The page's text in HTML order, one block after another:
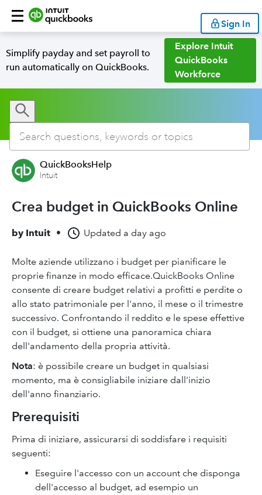
Sign In
Simplify payday and set payroll to
run automatically on QuickBooks.
Explore Intuit
QuickBooks
Workforce
QuickBooksHelp
Intuit
Crea budget in QuickBooks Online
by Intuit • Updated a day ago
Molte aziende utilizzano i budget per pianificare le
proprie finanze in modo efficace.QuickBooks Online
consente di creare budget relativi a profitti e perdite o
allo stato patrimoniale per l'anno, il mese o il trimestre
successivo. Confrontando il reddito e le spese effettive
con il budget, si ottiene una panoramica chiara
dell'andamento della propria attività.
Nota: è possibile creare un budget in qualsiasi
momento, ma è consigliabile iniziare dall'inizio
dell'anno finanziario.
Prerequisiti
Prima di iniziare, assicurarsi di soddisfare i requisiti
seguenti:
Eseguire l'accesso con un account che disponga
dell'accesso al budget, ad esempio un